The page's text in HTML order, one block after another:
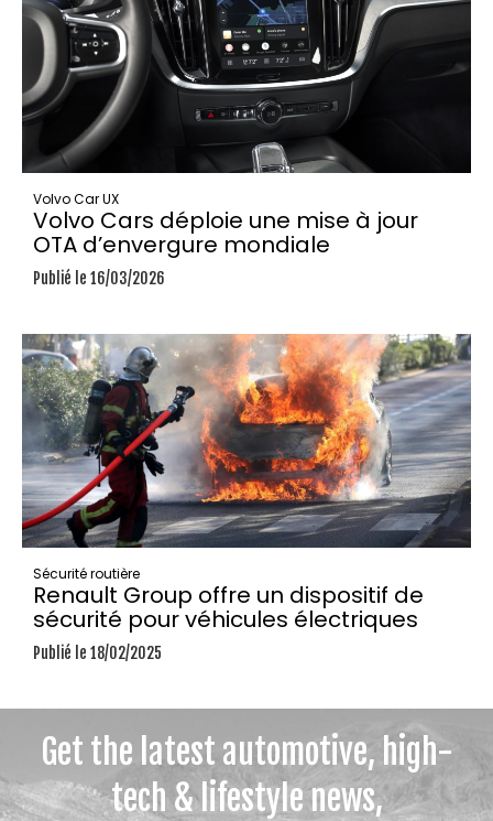
Volvo Car UX
Volvo Cars déploie une mise à jour
OTA d’envergure mondiale
Publié le 16/03/2026
Sécurité routière
Renault Group offre un dispositif de
sécurité pour véhicules électriques
Publié le 18/02/2025
Get the latest automotive, high-
tech & lifestyle news,